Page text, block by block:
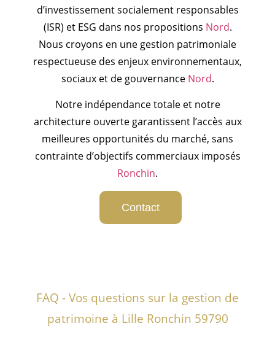
d’investissement socialement responsables
(ISR) et ESG dans nos propositions Nord.
Nous croyons en une gestion patrimoniale
respectueuse des enjeux environnementaux,
sociaux et de gouvernance Nord.
Notre indépendance totale et notre
architecture ouverte garantissent l’accès aux
meilleures opportunités du marché, sans
contrainte d’objectifs commerciaux imposés
Ronchin.
Contact
FAQ - Vos questions sur la gestion de
patrimoine à Lille Ronchin 59790